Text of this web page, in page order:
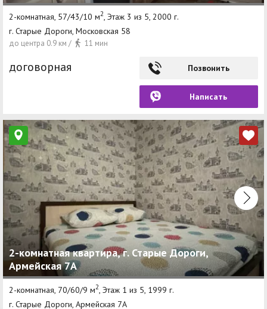
2-комнатная, 57/43/10 м2, Этаж 3 из 5, 2000 г.
г. Старые Дороги, Московская 58
до центра 0.9 км / 11 мин
договорная Позвонить
Написать
2-комнатная квартира, г. Старые Дороги,
Армейская 7А
2-комнатная, 70/60/9 м2, Этаж 1 из 5, 1999 г.
г. Старые Дороги, Армейская 7А